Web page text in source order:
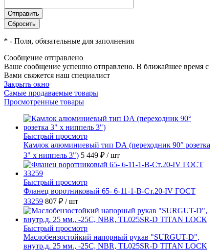
* - Поля, обязательные для заполнения
Сообщение отправлено
Ваше сообщение успешно отправлено. В ближайшее время с
Вами свяжется наш специалист
Закрыть окно
Самые продаваемые товары
Просмотренные товары
Быстрый просмотр
Камлок алюминиевый тип DА (переходник 90° розетка
3" х ниппель 3") 5 449 ₽ / шт
Быстрый просмотр
Фланец воротниковый 65- 6-11-1-B-Ст.20-IV ГОСТ
33259 807 ₽ / шт
Быстрый просмотр
Маслобензостойкий напорный рукав "SURGUT-D",
внутр.д. 25 мм., -25C, NBR, TL025SR-D TITAN LOCK